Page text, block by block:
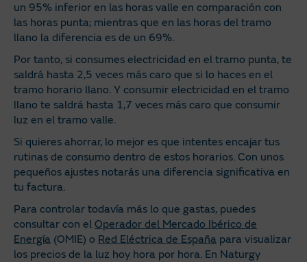
un 95% inferior en las horas valle en comparación con
las horas punta; mientras que en las horas del tramo
llano la diferencia es de un 69%.
Por tanto, si consumes electricidad en el tramo punta, te
saldrá hasta 2,5 veces más caro que si lo haces en el
tramo horario llano. Y consumir electricidad en el tramo
llano te saldrá hasta 1,7 veces más caro que consumir
luz en el tramo valle.
Si quieres ahorrar, lo mejor es que intentes encajar tus
rutinas de consumo dentro de estos horarios. Con unos
pequeños ajustes notarás una diferencia significativa en
tu factura.
Para controlar todavía más lo que gastas, puedes
consultar con el Operador del Mercado Ibérico de
Energía (OMIE) o Red Eléctrica de España para visualizar
los precios de la luz hoy hora por hora. En Naturgy